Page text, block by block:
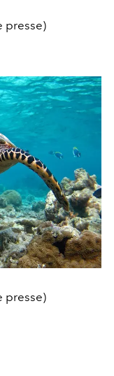
presse)
presse)